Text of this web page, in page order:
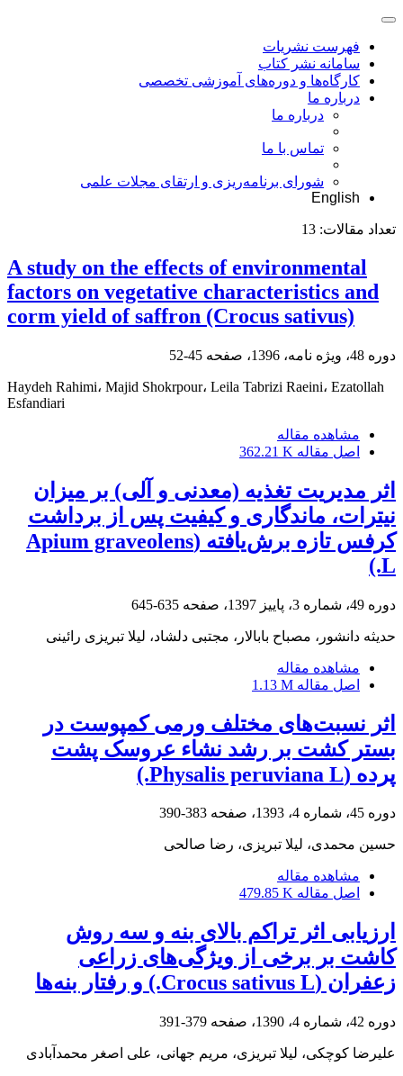
فهرست نشریات
سامانه نشر کتاب
کارگاه‌ها و دوره‌های آموزشی تخصصی
درباره ما
درباره ما
تماس با ما
شورای برنامه‌ریزی و ارتقای مجلات علمی
English
تعداد مقالات: 13
A study on the effects of environmental
factors on vegetative characteristics and
corm yield of saffron (Crocus sativus)
دوره 48، ویژه نامه، 1396، صفحه 45-52
Haydeh Rahimi، Majid Shokrpour، Leila Tabrizi Raeini، Ezatollah
Esfandiari
مشاهده مقاله
اصل مقاله 362.21 K
اثر مدیریت تغذیه (معدنی و آلی) بر میزان
نیترات، ماندگاری و کیفیت پس از برداشت
کرفس تازه برش‌یافته (Apium graveolens
L.)
دوره 49، شماره 3، پاییز 1397، صفحه 635-645
حدیثه دانشور، مصباح بابالار، مجتبی دلشاد، لیلا تبریزی رائینی
مشاهده مقاله
اصل مقاله 1.13 M
اثر نسبت‌های مختلف ورمی کمپوست در
بستر کشت بر رشد نشاء عروسک پشت
پرده (Physalis peruviana L.)
دوره 45، شماره 4، 1393، صفحه 383-390
حسین محمدی، لیلا تبریزی، رضا صالحی
مشاهده مقاله
اصل مقاله 479.85 K
ارزیابی اثر تراکم بالای بنه و سه روش
کاشت بر برخی از ویژگی‌های زراعی
زعفران (Crocus sativus L.) و رفتار بنه‌ها
دوره 42، شماره 4، 1390، صفحه 379-391
علیرضا کوچکی، لیلا تبریزی، مریم جهانی، علی اصغر محمدآبادی